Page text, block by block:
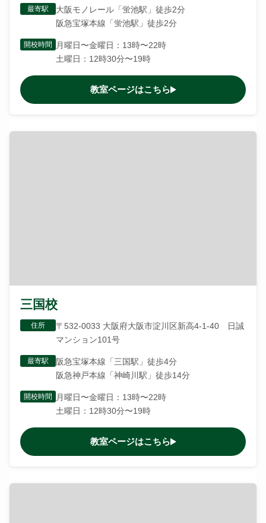
最寄駅
大阪モノレール「蛍池駅」徒歩2分
阪急宝塚本線「蛍池駅」徒歩2分
開校時間
月曜日〜金曜日：13時〜22時
土曜日：12時30分〜19時
教室ページはこちら
三国校
住所
〒532-0033 大阪府大阪市淀川区新高4-1-40 日誠
マンション101号
最寄駅
阪急宝塚本線「三国駅」徒歩4分
阪急神戸本線「神崎川駅」徒歩14分
開校時間
月曜日〜金曜日：13時〜22時
土曜日：12時30分〜19時
教室ページはこちら